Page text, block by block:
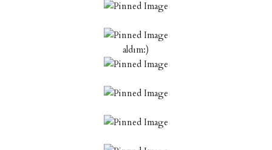
aldım:)